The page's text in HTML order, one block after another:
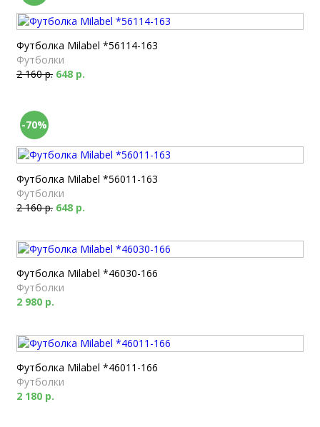
Футболка Milabel *56114-163
Футболки
2 160 р. 648 р.
-70%
Футболка Milabel *56011-163
Футболки
2 160 р. 648 р.
Футболка Milabel *46030-166
Футболки
2 980 р.
Футболка Milabel *46011-166
Футболки
2 180 р.